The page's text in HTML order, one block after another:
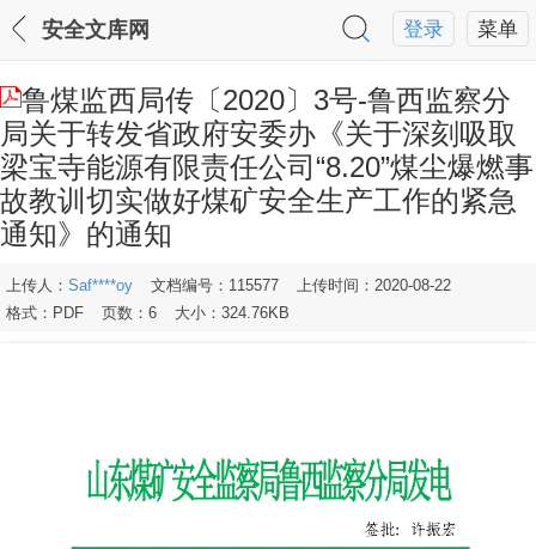
菜单
登录
安全文库网
鲁煤监西局传〔2020〕3号-鲁西监察分
局关于转发省政府安委办《关于深刻吸取
梁宝寺能源有限责任公司“8.20”煤尘爆燃事
故教训切实做好煤矿安全生产工作的紧急
通知》的通知
上传人： Saf****oy 文档编号：115577
上传时间：2020-08-22
格式：PDF
页数：6 大小：324.76KB